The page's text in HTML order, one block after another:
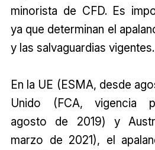
minorista de CFD. Es
ya que determinan el
y las salvaguardias vigentes.
En la UE (ESMA, desde
Unido (FCA, vigencia
agosto de 2019) y
marzo de 2021), el